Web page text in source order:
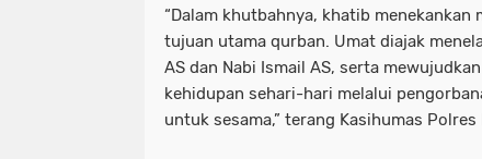
“Dalam khutbahnya, khatib menekankan
tujuan utama qurban. Umat diajak
AS dan Nabi Ismail AS, serta
kehidupan sehari-hari melalui
untuk sesama,” terang Kasihumas